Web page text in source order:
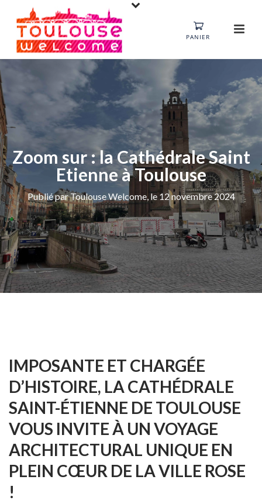
PANIER
Zoom sur : la Cathédrale Saint
Etienne à Toulouse
Publié par Toulouse Welcome, le 12 novembre 2024
IMPOSANTE ET CHARGÉE
D’HISTOIRE, LA CATHÉDRALE
SAINT-ÉTIENNE DE TOULOUSE
VOUS INVITE À UN VOYAGE
ARCHITECTURAL UNIQUE EN
PLEIN CŒUR DE LA VILLE ROSE
!